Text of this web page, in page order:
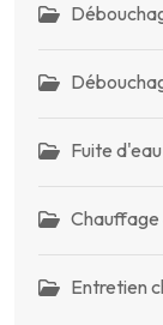
Fuite d'eau
Entretien